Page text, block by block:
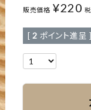
販売価格 ¥220
[ 2 ポイント進呈 ]